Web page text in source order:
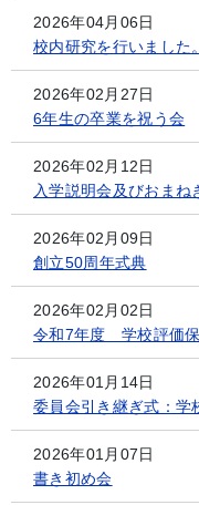
2026年04月06日
校内研究を行いました。
2026年02月27日
6年生の卒業を祝う会
2026年02月12日
入学説明会及びおまね
2026年02月09日
創立50周年式典
2026年02月02日
令和7年度 学校評価
2026年01月14日
委員会引き継ぎ式：学
2026年01月07日
書き初め会